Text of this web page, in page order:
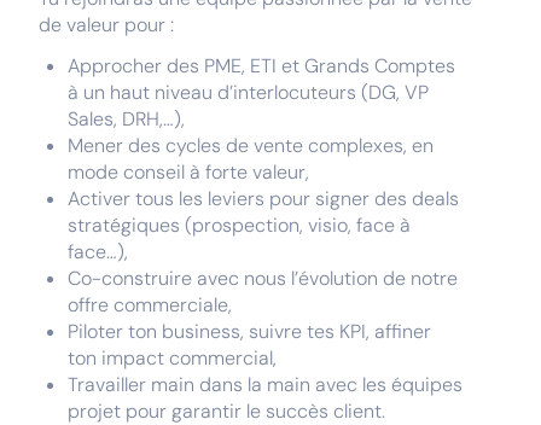
de valeur pour :
Approcher des PME, ETI et Grands Comptes
à un haut niveau d’interlocuteurs (DG, VP
Sales, DRH,…),
Mener des cycles de vente complexes, en
mode conseil à forte valeur,
Activer tous les leviers pour signer des deals
stratégiques (prospection, visio, face à
face…),
Co-construire avec nous l’évolution de notre
offre commerciale,
Piloter ton business, suivre tes KPI, affiner
ton impact commercial,
Travailler main dans la main avec les équipes
projet pour garantir le succès client.